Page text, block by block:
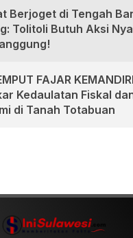
Berjoget di Tengah
Tolitoli Butuh Aksi
FAJAR
Kedaulatan Fiskal
Ekonomi di Tanah Totabuan